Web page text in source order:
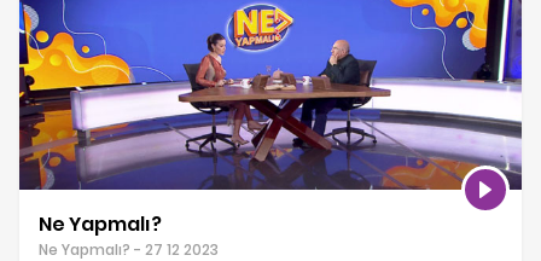
Ne Yapmalı?
Ne Yapmalı? - 27 12 2023